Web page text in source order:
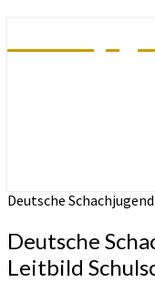
Deutsche
Deutsche
Leitbild